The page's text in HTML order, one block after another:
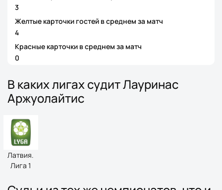
3
Желтые карточки гостей в среднем за матч
4
Красные карточки в среднем за матч
0
В каких лигах судит Лауринас
Аржуолайтис
Латвия.
Лига 1